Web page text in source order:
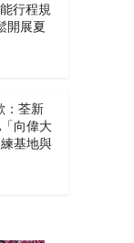
行程規
開展夏
：荃新
向偉大
基地與